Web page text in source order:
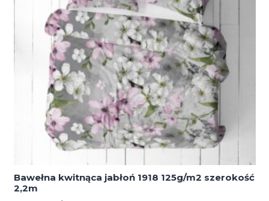
Bawełna kwitnąca jabłoń 1918 125g/m2 szerokość
2,2m